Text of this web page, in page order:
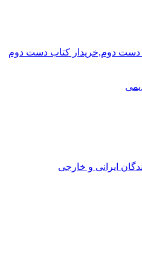
دست دوم,خریدار کتاب دست دوم
ایرانی و خارجی